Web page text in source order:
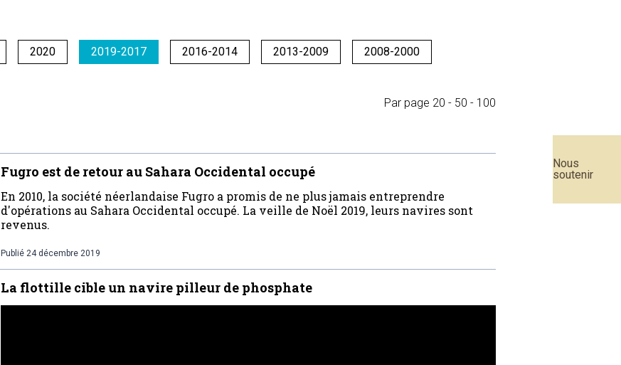
Nous
soutenir
2020 2019-2017 2016-2014 2013-2009 2008-2000
Par page 20 - 50 - 100
Fugro est de retour au Sahara Occidental occupé
En 2010, la société néerlandaise Fugro a promis de ne plus jamais entreprendre
d'opérations au Sahara Occidental occupé. La veille de Noël 2019, leurs navires sont
revenus.
Publié 24 décembre 2019
La flottille cible un navire pilleur de phosphate